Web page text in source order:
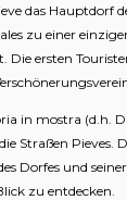
das Hauptdorf
zu einer
Die ersten
in mostra (d.h.
Straßen Pieves.
Dorfes und
zu entdecken.